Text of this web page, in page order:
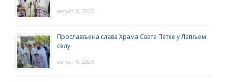
август 8, 2026
Прослављена слава Храма Свете Петке у Лапљем
селу
август 8, 2026